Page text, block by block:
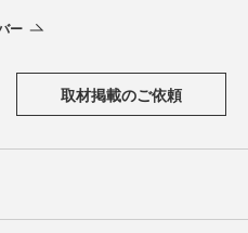
ー
取材掲載のご依頼